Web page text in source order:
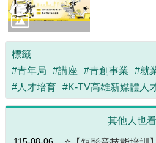
標籤
#青年局
#講座 #青創事業 #就
#人才培育 #K-TV高雄新媒體人
其他人也
115-08-06